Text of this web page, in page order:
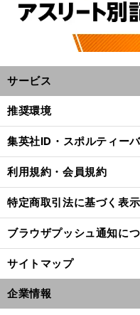
サービス
推奨環境
集英社ID・スポルティー
利用規約・会員規約
特定商取引法に基づく表
ブラウザプッシュ通知に
サイトマップ
企業情報